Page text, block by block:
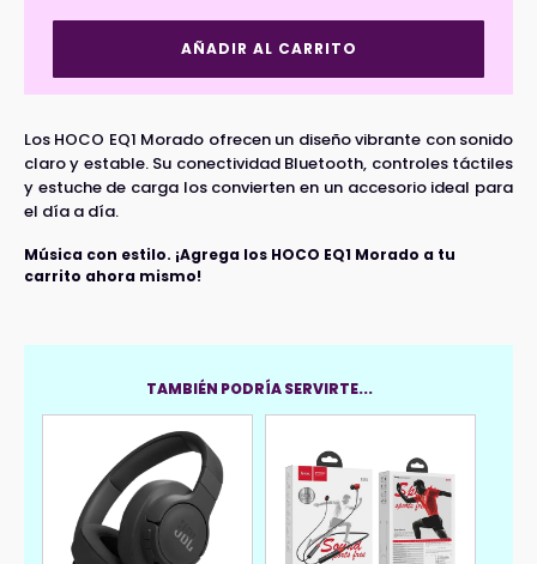
HOCO
cantidad
AÑADIR AL CARRITO
Los HOCO EQ1 Morado ofrecen un diseño vibrante con sonido
claro y estable. Su conectividad Bluetooth, controles táctiles
y estuche de carga los convierten en un accesorio ideal para
el día a día.
Música con estilo. ¡Agrega los HOCO EQ1 Morado a tu
carrito ahora mismo!
TAMBIÉN PODRÍA SERVIRTE...